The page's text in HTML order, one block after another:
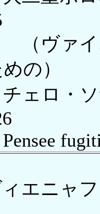
ァイオ
の）
ロ・ソ
エニャ